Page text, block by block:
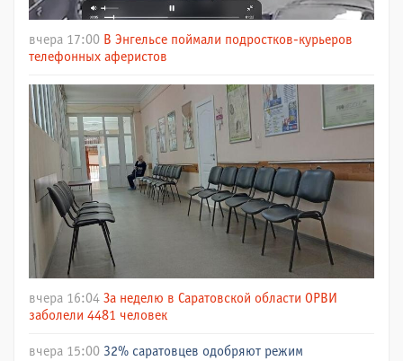
вчера 17:00 В Энгельсе поймали подростков-курьеров
телефонных аферистов
вчера 16:04 За неделю в Саратовской области ОРВИ
заболели 4481 человек
вчера 15:00 32% саратовцев одобряют режим